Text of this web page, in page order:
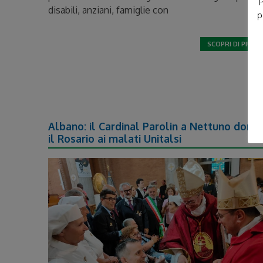
disabili, anziani, famiglie con
SCOPRI DI PIÙ
Albano: il Cardinal Parolin a Nettuno dona
il Rosario ai malati Unitalsi